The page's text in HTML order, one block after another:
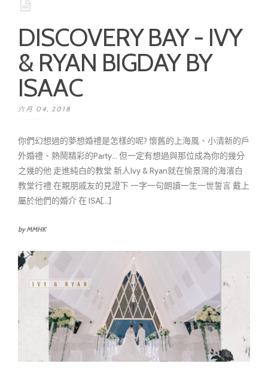
DISCOVERY BAY - IVY
& RYAN BIGDAY BY
ISAAC
六月 04, 2018
你們幻想過的夢想婚禮是怎樣的呢? 懷舊的上海風、小清新的戶
外婚禮、熱鬧精彩的Party... 但一定有想過與那位成為你的幾分
之幾的他 走進純白的教堂 新人Ivy & Ryan就在愉景灣的海濱白
教堂行禮 在親朋戚友的見證下 一字一句朗讀一生一世誓言 戴上
屬於他們的婚介 在 ISA[...]
by MMHK